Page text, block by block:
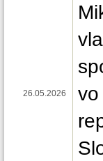
26.05.2026